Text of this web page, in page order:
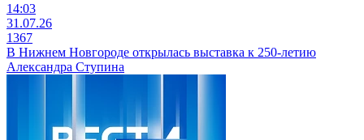
14:03
31.07.26
1367
В Нижнем Новгороде открылась выставка к 250-летию
Александра Ступина